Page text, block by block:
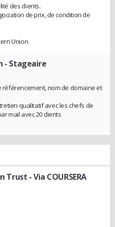
des clients.
de prix, de condition de
Union
- Stageaire
référencement, nom de domaine et
qualitatif avec les chefs de
mail avec 20 clients
- Via COURSERA